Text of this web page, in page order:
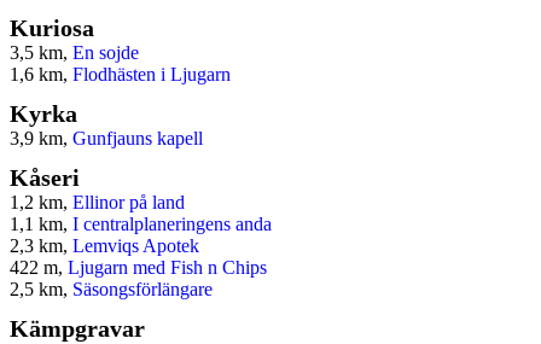
Kuriosa
3,5 km, En sojde
1,6 km, Flodhästen i Ljugarn
Kyrka
3,9 km, Gunfjauns kapell
Kåseri
1,2 km, Ellinor på land
1,1 km, I centralplaneringens anda
2,3 km, Lemviqs Apotek
422 m, Ljugarn med Fish n Chips
2,5 km, Säsongsförlängare
Kämpgravar